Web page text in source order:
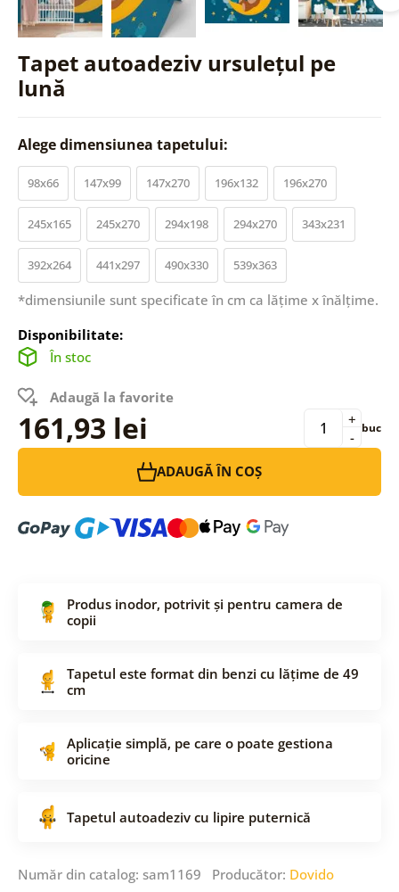
Tapet autoadeziv ursulețul pe
lună
Alege dimensiunea tapetului:
98x66 147x99 147x270 196x132 196x270
245x165 245x270 294x198 294x270 343x231
392x264 441x297 490x330 539x363
*dimensiunile sunt specificate în cm ca lățime x înălțime.
Disponibilitate:
În stoc
Adaugă la favorite
161,93 lei -
+ buc
ADAUGĂ ÎN COȘ
Produs inodor, potrivit și pentru camera de
copii
Tapetul este format din benzi cu lățime de 49
cm
Aplicație simplă, pe care o poate gestiona
oricine
Tapetul autoadeziv cu lipire puternică
Număr din catalog: sam1169 Producător: Dovido